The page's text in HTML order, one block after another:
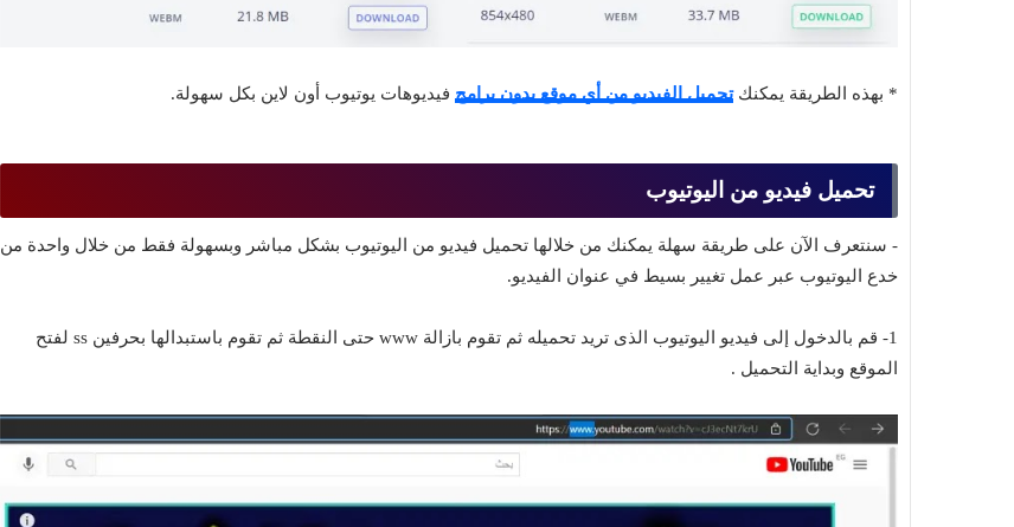
* بهذه الطريقة يمكنكتحميل الفيديو من أي موقع بدون برامج فيديوهات يوتيوب أون لاين بكل سهولة.
تحميل فيديو من اليوتيوب
- سنتعرف الآن على طريقة سهلة يمكنك من خلالها تحميل فيديو من اليوتيوب بشكل مباشر وبسهولة فقط من خلال واحدة من
خدع اليوتيوب عبر عمل تغيير بسيط في عنوان الفيديو.
1- قم بالدخول إلى فيديو اليوتيوب الذى تريد تحميله ثم تقوم بازالة www حتى النقطة ثم تقوم باستبدالها بحرفين ss لفتح
الموقع وبداية التحميل .
Top 10
أفضل 11 موقع تصميم بالذكاء الاصطناعي مجانا
2026
مجانا 2026